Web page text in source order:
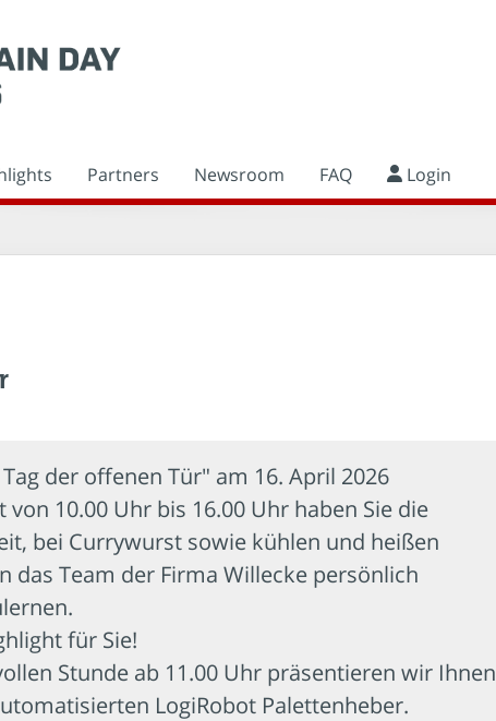
Partners Newsroom FAQ Login
der offenen Tür" am 16. April 2026
von 10.00 Uhr bis 16.00 Uhr haben Sie die
bei Currywurst sowie kühlen und heißen
das Team der Firma Willecke persönlich
für Sie!
Stunde ab 11.00 Uhr präsentieren wir Ihnen
LogiRobot Palettenheber.